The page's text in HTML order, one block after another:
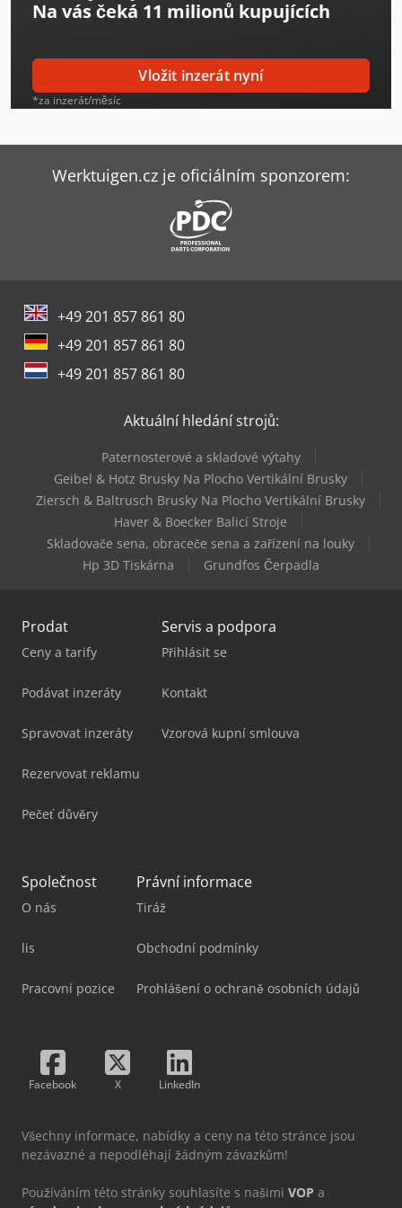
Fanuc R-2000Ic/125L
Fanuc R-2000Ic/165F
Gildemeister Ctx 210
Komatsu Pc210Lc-10
Kuka Robot
Schmersal Azm 161Cc-12/12Rka-024
Schmersal Azm 161Sk-12/12Rk-024
Yaskawa Robot
Na vás čeká 11 milionů kupujících
Vložit inzerát nyní
*za inzerát/měsíc
Werktuigen.cz je oficiálním sponzorem:
+49 201 857 861 80
+49 201 857 861 80
+49 201 857 861 80
Aktuální hledání strojů:
Paternosterové a skladové výtahy
Geibel & Hotz Brusky Na Plocho Vertikální Brusky
Ziersch & Baltrusch Brusky Na Plocho Vertikální Brusky
Haver & Boecker Balicí Stroje
Skladovače sena, obraceče sena a zařízení na louky
Hp 3D Tiskárna
Grundfos Čerpadla
Prodat
Ceny a tarify
Podávat inzeráty
Spravovat inzeráty
Rezervovat reklamu
Pečeť důvěry
Servis a podpora
Přihlásit se
Kontakt
Vzorová kupní smlouva
Společnost
O nás
lis
Pracovní pozice
Právní informace
Tiráž
Obchodní podmínky
Prohlášení o ochraně osobních údajů
Facebook X LinkedIn
Všechny informace, nabídky a ceny na této stránce jsou
nezávazné a nepodléhají žádným závazkům!
Používáním této stránky souhlasíte s našimi VOP a